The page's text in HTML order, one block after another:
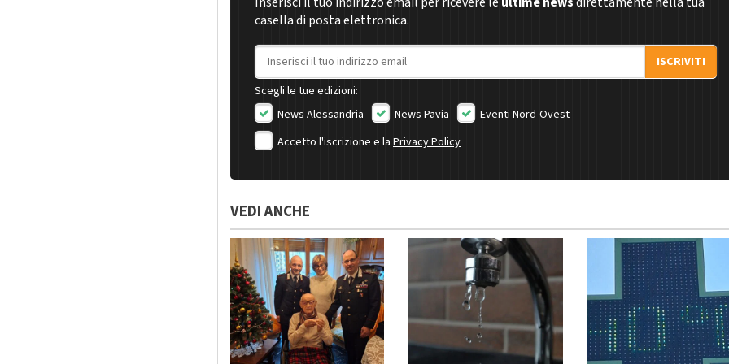
casella di posta elettronica.
Indirizzo email
ISCRIVITI
Scegli le tue edizioni:
News Alessandria
News Pavia
Eventi Nord-Ovest
Accetto l'iscrizione e la Privacy Policy
VEDI ANCHE